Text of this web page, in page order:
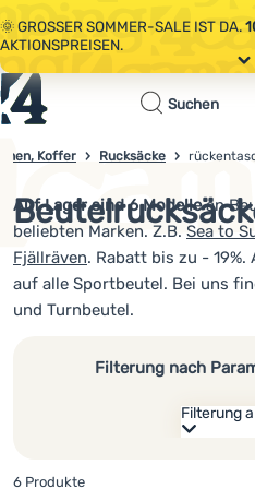
🌞 GROSSER SOMMER-SALE IST DA.
AKTIONSPREISEN.
🤫 - 10 % AUF AUSGEWÄHLTE
CODE OUT10
Suchen
Startseite
Bekleidung
Schuhe
Rucksäcke
Koffer Rucksäcke
Auf Lager sind 6 Modellean
beliebten Marken. Z.B. Sea to
Fjällräven. Rabatt bis zu -
auf alle Sportbeutel. Bei uns
und Turnbeutel.
6 Produkte
Filterung nach
Filterung